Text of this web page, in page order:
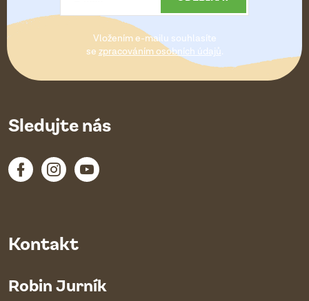
t
Vložením e-mailu souhlasíte
se zpracováním osobních údajů.
Kontakt
Robin Jurník
Sledujte nás